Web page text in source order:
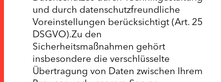
und durch datenschutzfreundliche
Voreinstellungen berücksichtigt (Art. 25
DSGVO).Zu den
Sicherheitsmaßnahmen gehört
insbesondere die verschlüsselte
Übertragung von Daten zwischen Ihrem